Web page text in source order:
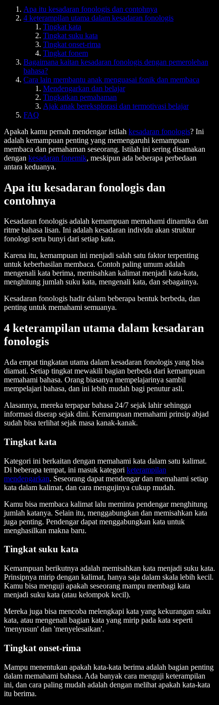
Apa itu kesadaran fonologis dan contohnya
4 keterampilan utama dalam kesadaran fonologis
Tingkat kata
Tingkat suku kata
Tingkat onset-rima
Tingkat fonem
Bagaimana kaitan kesadaran fonologis dengan pemerolehan
bahasa?
Cara lain membantu anak menguasai fonik dan membaca
Mendengarkan dan belajar
Tingkatkan pemahaman
Ajak anak bereksplorasi dan termotivasi belajar
FAQ
Apakah kamu pernah mendengar istilah kesadaran fonologis? Ini
adalah kemampuan penting yang memengaruhi kemampuan
membaca dan pemahaman seseorang. Istilah ini sering disamakan
dengan kesadaran fonemik, meskipun ada beberapa perbedaan
antara keduanya.
Apa itu kesadaran fonologis dan
contohnya
Kesadaran fonologis adalah kemampuan memahami dinamika dan
ritme bahasa lisan. Ini adalah kesadaran individu akan struktur
fonologi serta bunyi dari setiap kata.
Karena itu, kemampuan ini menjadi salah satu faktor terpenting
untuk keberhasilan membaca. Contoh paling umum adalah
mengenali kata berima, memisahkan kalimat menjadi kata-kata,
menghitung jumlah suku kata, mengenali kata, dan sebagainya.
Kesadaran fonologis hadir dalam beberapa bentuk berbeda, dan
penting untuk memahami semuanya.
4 keterampilan utama dalam kesadaran
fonologis
Ada empat tingkatan utama dalam kesadaran fonologis yang bisa
diamati. Setiap tingkat mewakili bagian berbeda dari kemampuan
memahami bahasa. Orang biasanya mempelajarinya sambil
mempelajari bahasa, dan ini lebih mudah bagi penutur asli.
Alasannya, mereka terpapar bahasa 24/7 sejak lahir sehingga
informasi diserap sejak dini. Kemampuan memahami prinsip abjad
sudah bisa terlihat sejak masa kanak-kanak.
Tingkat kata
Kategori ini berkaitan dengan memahami kata dalam satu kalimat.
Di beberapa tempat, ini masuk kategori keterampilan
mendengarkan. Seseorang dapat mendengar dan memahami setiap
kata dalam kalimat, dan cara mengujinya cukup mudah.
Kamu bisa membaca kalimat lalu meminta pendengar menghitung
jumlah katanya. Selain itu, menggabungkan dan memisahkan kata
juga penting. Pendengar dapat menggabungkan kata untuk
menghasilkan makna baru.
Tingkat suku kata
Kemampuan berikutnya adalah memisahkan kata menjadi suku kata.
Prinsipnya mirip dengan kalimat, hanya saja dalam skala lebih kecil.
Kamu bisa menguji apakah seseorang mampu membagi kata
menjadi suku kata (atau kelompok kecil).
Mereka juga bisa mencoba melengkapi kata yang kekurangan suku
kata, atau mengenali bagian kata yang mirip pada kata seperti
'menyusun' dan 'menyelesaikan'.
Tingkat onset-rima
Mampu menentukan apakah kata-kata berima adalah bagian penting
dalam memahami bahasa. Ada banyak cara menguji keterampilan
ini, dan cara paling mudah adalah dengan melihat apakah kata-kata
itu berima.